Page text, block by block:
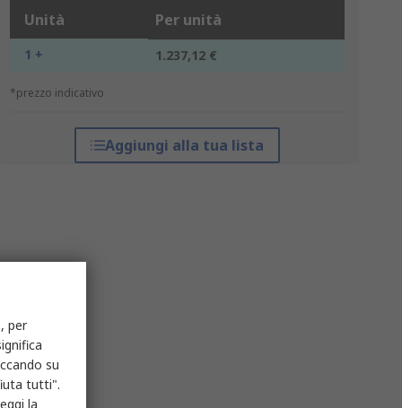
Unità Per unità
1 + 1.237,12 €
*prezzo indicativo
Aggiungi alla tua lista
per
su
tutti".
la